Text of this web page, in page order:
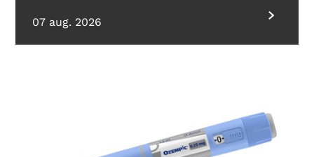
07 aug. 2026